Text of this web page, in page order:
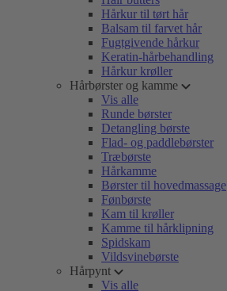
Hårkur til tørt hår
Balsam til farvet hår
Fugtgivende hårkur
Keratin-hårbehandling
Hårkur krøller
Hårbørster og kamme
Vis alle
Runde børster
Detangling børste
Flad- og paddlebørster
Træbørste
Hårkamme
Børster til hovedmassage
Fønbørste
Kam til krøller
Kamme til hårklipning
Spidskam
Vildsvinebørste
Hårpynt
Vis alle